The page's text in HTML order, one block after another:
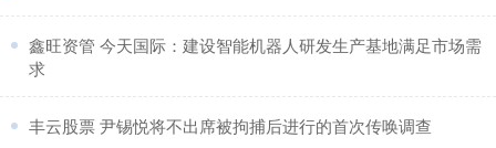
​鑫旺资管 今天国际：建设智能机器人研发生产基地满足市场需
求
​丰云股票 尹锡悦将不出席被拘捕后进行的首次传唤调查